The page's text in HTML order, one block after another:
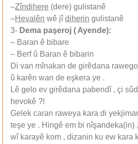
–Zîndihere (dere) gulistanê
–Hevalên wê jîdiherin gulistanê
3- Dema paşeroj ( Ayende):
– Baran ê bibare
– Berf û Baran ê bibarin
Di van mînakan de girêdana
û karên wan de eşkera ye .
Lê gelo ev girêdana pabendî , çi
hevokê ?!
Gelek caran raweya kara di
teşe ye . Hingê em bi nîşandeka(in)
wî karayê kom , dizanin ku ew kara